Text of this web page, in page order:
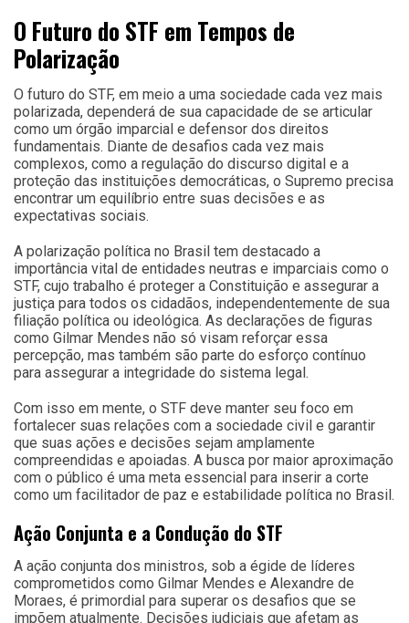
O Futuro do STF em Tempos de
Polarização
O futuro do STF, em meio a uma sociedade cada vez mais
polarizada, dependerá de sua capacidade de se articular
como um órgão imparcial e defensor dos direitos
fundamentais. Diante de desafios cada vez mais
complexos, como a regulação do discurso digital e a
proteção das instituições democráticas, o Supremo precisa
encontrar um equilíbrio entre suas decisões e as
expectativas sociais.
A polarização política no Brasil tem destacado a
importância vital de entidades neutras e imparciais como o
STF, cujo trabalho é proteger a Constituição e assegurar a
justiça para todos os cidadãos, independentemente de sua
filiação política ou ideológica. As declarações de figuras
como Gilmar Mendes não só visam reforçar essa
percepção, mas também são parte do esforço contínuo
para assegurar a integridade do sistema legal.
Com isso em mente, o STF deve manter seu foco em
fortalecer suas relações com a sociedade civil e garantir
que suas ações e decisões sejam amplamente
compreendidas e apoiadas. A busca por maior aproximação
com o público é uma meta essencial para inserir a corte
como um facilitador de paz e estabilidade política no Brasil.
Ação Conjunta e a Condução do STF
A ação conjunta dos ministros, sob a égide de líderes
comprometidos como Gilmar Mendes e Alexandre de
Moraes, é primordial para superar os desafios que se
impõem atualmente. Decisões judiciais que afetam as